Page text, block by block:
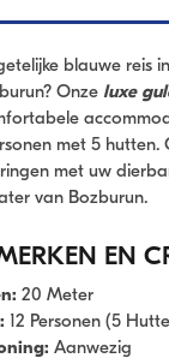
blauwe reis
Onze luxe
met 5 hutten.
met uw
van Bozburun.
EN
20 Meter
12 Personen (5
Aanwezig